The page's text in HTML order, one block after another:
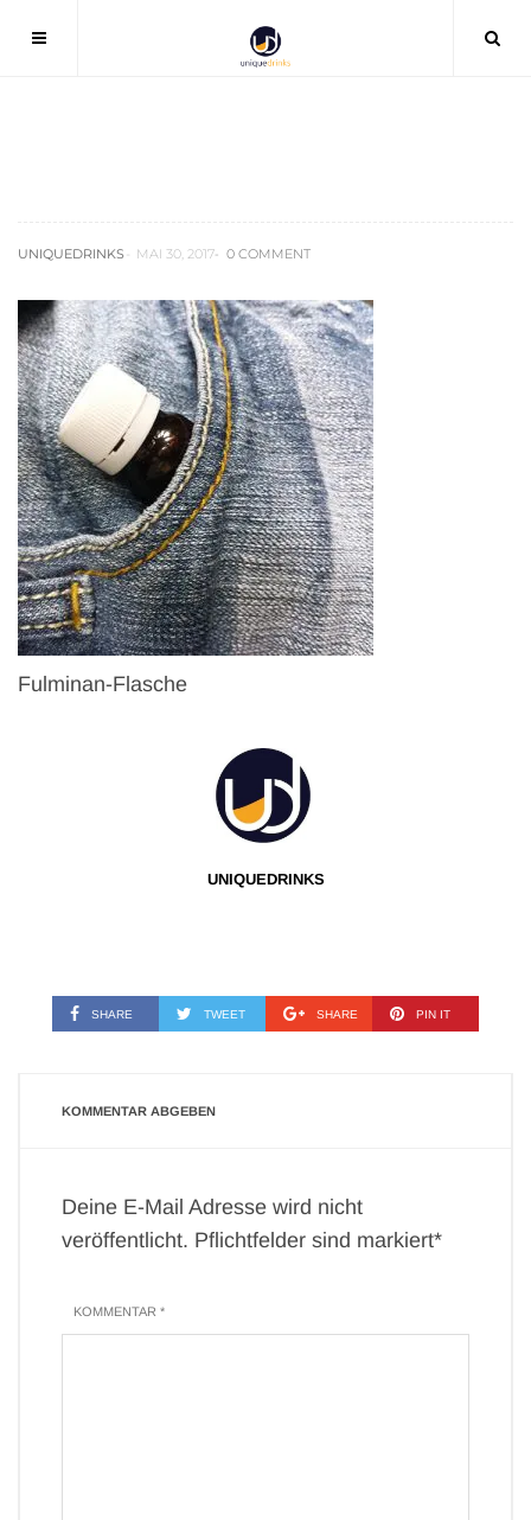
UNIQUEDRINKS MAI 30, 2017 0 COMMENT
Fulminan-Flasche
UNIQUEDRINKS
SHARE TWEET SHARE PIN IT
KOMMENTAR ABGEBEN
Deine E-Mail Adresse wird nicht
veröffentlicht. Pflichtfelder sind markiert*
KOMMENTAR *